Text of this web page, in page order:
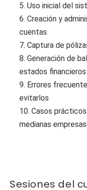
5. Uso inicial del
6. Creación y
cuentas
7. Captura de
8. Generación de
estados financieros
9. Errores
evitarlos
10. Casos
medianas empresas
Sesiones del